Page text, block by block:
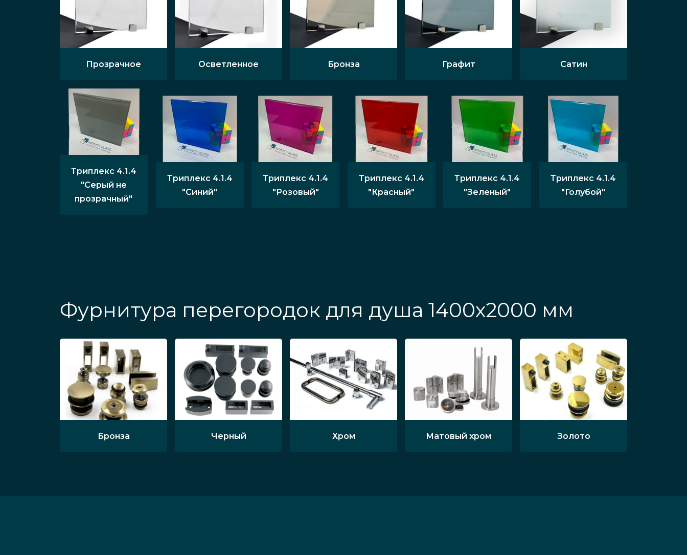
Прозрачное Осветленное Бронза Графит Сатин
Триплекс 4.1.4
"Серый не
прозрачный"
Триплекс 4.1.4
"Синий"
Триплекс 4.1.4
"Розовый"
Триплекс 4.1.4
"Красный"
Триплекс 4.1.4
"Зеленый"
Триплекс 4.1.4
"Голубой"
Фурнитура перегородок для душа 1400х2000 мм
Бронза Черный Хром Матовый хром Золото